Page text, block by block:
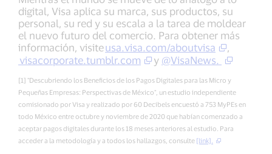
digital, Visa aplica su marca, sus productos, su
personal, su red y su escala a la tarea de moldear
el nuevo futuro del comercio. Para obtener más
información, visiteusa.visa.com/aboutvisa
,
visacorporate.tumblr.com
y @VisaNews.
[1] "Descubriendo los Beneficios de los Pagos Digitales para las Micro y
Pequeñas Empresas: Perspectivas de México", un estudio independiente
comisionado por Visa y realizado por 60 Decibels encuestó a 753 MyPEs en
todo México entre octubre y noviembre de 2020 que habían comenzado a
aceptar pagos digitales durante los 18 meses anteriores al estudio. Para
acceder a la metodología y a todos los hallazgos, consulte [link].